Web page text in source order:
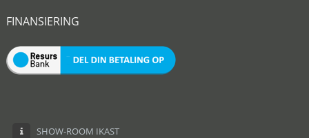
FINANSIERING
SHOW-ROOM IKAST